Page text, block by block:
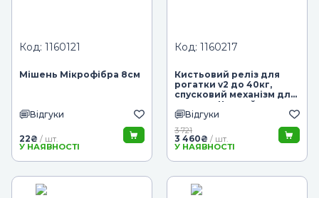
Код: 1160121
Мішень Мікрофібра 8см
Відгуки
22₴ / шт.
У НАЯВНОСТІ
Код: 1160217
Кистьовий реліз для
рогатки v2 до 40кг,
спусковий механізм для
рогатки Чорний
Відгуки
3 721
3 460₴ / шт.
У НАЯВНОСТІ